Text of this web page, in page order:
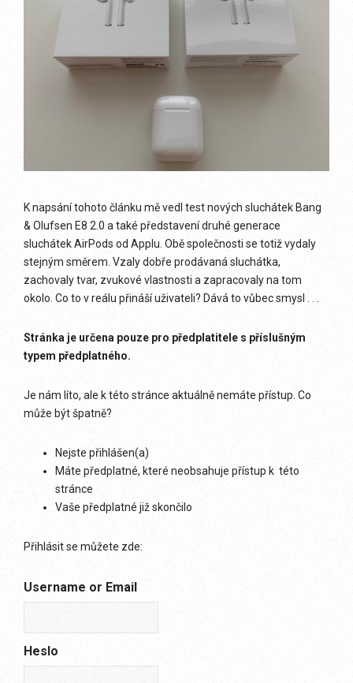
K napsání tohoto článku mě vedl test nových sluchátek Bang
& Olufsen E8 2.0 a také představení druhé generace
sluchátek AirPods od Applu. Obě společnosti se totiž vydaly
stejným směrem. Vzaly dobře prodávaná sluchátka,
zachovaly tvar, zvukové vlastnosti a zapracovaly na tom
okolo. Co to v reálu přináší uživateli? Dává to vůbec smysl . . .
Stránka je určena pouze pro předplatitele s příslušným
typem předplatného.
Je nám líto, ale k této stránce aktuálně nemáte přístup. Co
může být špatně?
Nejste přihlášen(a)
Máte předplatné, které neobsahuje přístup k této
stránce
Vaše předplatné již skončilo
Přihlásit se můžete zde:
Username or Email
Heslo